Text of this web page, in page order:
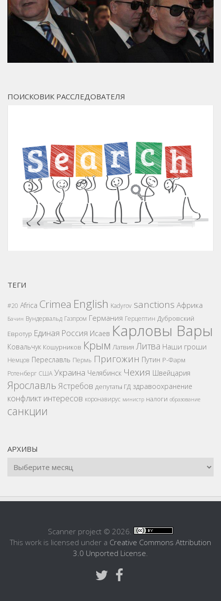
ПОИСКОВИК РАССЛЕДОВАТЕЛЯ
ТЕГИ
#20 Africa Crimea English Kadyrov sanctions Африка
Бачин Вундервальд Газпром Германия Герцептин Дубровский
Евротур Единая Россия Исаев Карловы Вары
Ковальчук Кошурников Крым Латвия Литва Наши гроши
Немцов Переславль Пермь Пригожин Путин Р-Фарм
Ротенберг США Украина Челябинск Чехия Швейцария
Ярославль Ястребов депутаты ГД здравоохранение
конфликт интересов коронавирус министр налоги образование
санкции
АРХИВЫ
Scanner project © 2026.
This work is licensed under a Creative Commons Attribution
3.0 Unported License.